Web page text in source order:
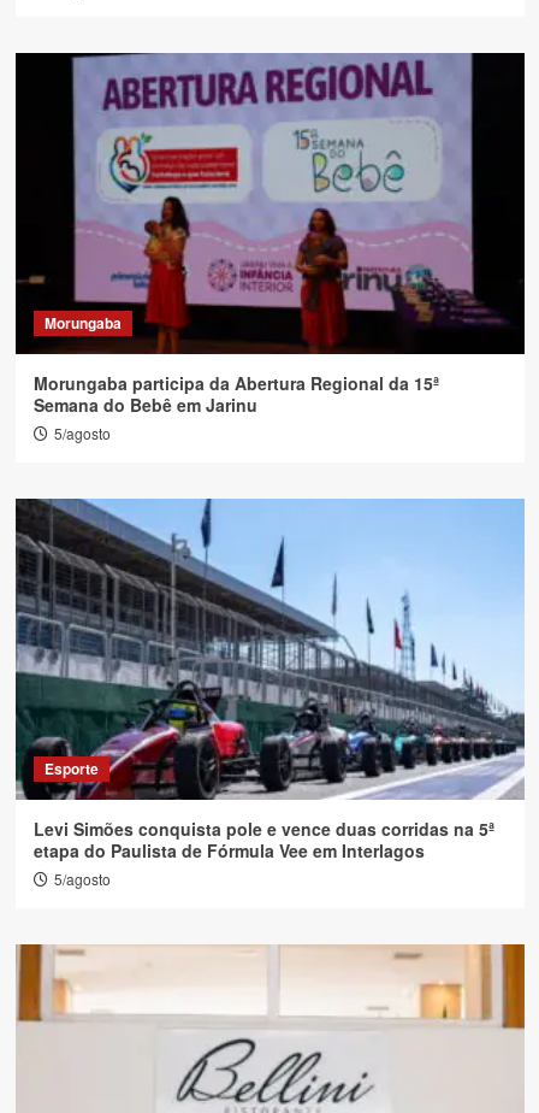
Morungaba
Morungaba participa da Abertura Regional da 15ª
Semana do Bebê em Jarinu
5/agosto
Esporte
Levi Simões conquista pole e vence duas corridas na 5ª
etapa do Paulista de Fórmula Vee em Interlagos
5/agosto